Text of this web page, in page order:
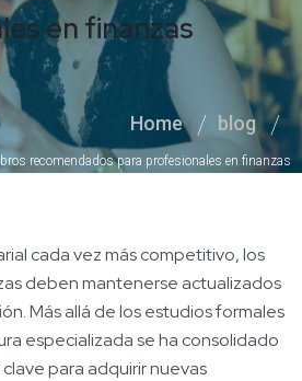
en finanzas
Home blog
recomendados para profesionales en finanzas
cada vez más competitivo, los
deben mantenerse actualizados
Más allá de los estudios formales
especializada se ha consolidado
para adquirir nuevas